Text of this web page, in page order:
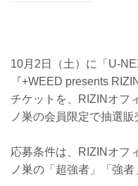
10月2日（土）に「U-
『+WEED presents
チケットを、RIZINオフ
ノ巣の会員限定で抽選
応募条件は、RIZINオフ
ノ巣の「超強者」「強者